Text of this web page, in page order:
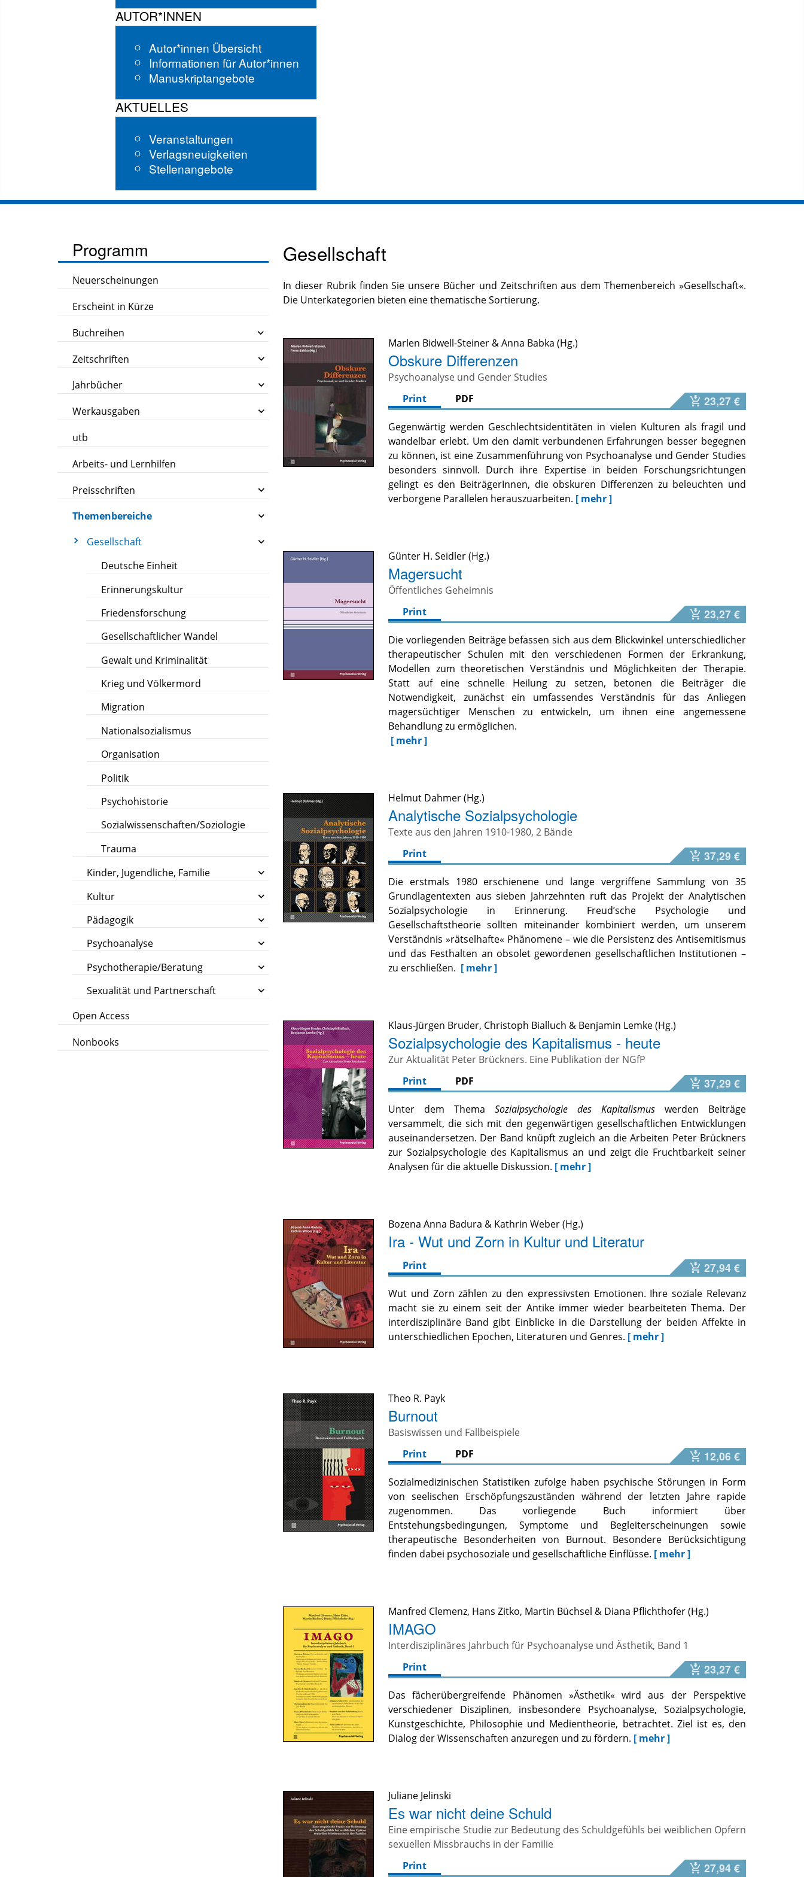
AUTOR*INNEN
Autor*innen Übersicht
Informationen für Autor*innen
Manuskriptangebote
AKTUELLES
Veranstaltungen
Verlagsneuigkeiten
Stellenangebote
Programm
Neuerscheinungen
Erscheint in Kürze
Buchreihen
Zeitschriften
Jahrbücher
Werkausgaben
utb
Arbeits- und Lernhilfen
Preisschriften
Themenbereiche
Gesellschaft
Deutsche Einheit
Erinnerungskultur
Friedensforschung
Gesellschaftlicher Wandel
Gewalt und Kriminalität
Krieg und Völkermord
Migration
Nationalsozialismus
Organisation
Politik
Psychohistorie
Sozialwissenschaften/Soziologie
Trauma
Kinder, Jugendliche, Familie
Kultur
Pädagogik
Psychoanalyse
Psychotherapie/Beratung
Sexualität und Partnerschaft
Open Access
Nonbooks
Gesellschaft
In dieser Rubrik finden Sie unsere Bücher und Zeitschriften aus dem Themenbereich »Gesellschaft«.
Die Unterkategorien bieten eine thematische Sortierung.
Marlen Bidwell-Steiner &Anna Babka
Obskure Differenzen
Psychoanalyse und Gender Studies
Print
PDF 23,27 €
Gegenwärtig werden Geschlechtsidentitäten in vielen Kulturen als fragil und
wandelbar erlebt. Um den damit verbundenen Erfahrungen besser begegnen
zu können, ist eine Zusammenführung von Psychoanalyse und Gender Studies
besonders sinnvoll. Durch ihre Expertise in beiden Forschungsrichtungen
gelingt es den BeiträgerInnen, die obskuren Differenzen zu beleuchten und
verborgene Parallelen herauszuarbeiten. [ mehr ]
Günter H. Seidler
Magersucht
Öffentliches Geheimnis
Print
23,27 €
Die vorliegenden Beiträge befassen sich aus dem Blickwinkel unterschiedlicher
therapeutischer Schulen mit den verschiedenen Formen der Erkrankung,
Modellen zum theoretischen Verständnis und Möglichkeiten der Therapie.
Statt auf eine schnelle Heilung zu setzen, betonen die Beiträger die
Notwendigkeit, zunächst ein umfassendes Verständnis für das Anliegen
magersüchtiger Menschen zu entwickeln, um ihnen eine angemessene
Behandlung zu ermöglichen.
[ mehr ]
Helmut Dahmer
Analytische Sozialpsychologie
Texte aus den Jahren 1910-1980, 2 Bände
Print
37,29 €
Die erstmals 1980 erschienene und lange vergriffene Sammlung von 35
Grundlagentexten aus sieben Jahrzehnten ruft das Projekt der Analytischen
Sozialpsychologie in Erinnerung. Freud’sche Psychologie und
Gesellschaftstheorie sollten miteinander kombiniert werden, um unserem
Verständnis »rätselhafte« Phänomene – wie die Persistenz des Antisemitismus
und das Festhalten an obsolet gewordenen gesellschaftlichen Institutionen –
zu erschließen. [ mehr ]
Klaus-Jürgen Bruder, Christoph Bialluch & Benjamin Lemke
Sozialpsychologie des Kapitalismus - heute
Zur Aktualität Peter Brückners. Eine Publikation der NGfP
Print
PDF 37,29 €
Unter dem ThemaSozialpsychologie des Kapitalismuswerden Beiträge
versammelt, die sich mit den gegenwärtigen gesellschaftlichen Entwicklungen
auseinandersetzen. Der Band knüpft zugleich an die Arbeiten Peter Brückners
zur Sozialpsychologie des Kapitalismus an und zeigt die Fruchtbarkeit seiner
Analysen für die aktuelle Diskussion. [ mehr ]
Bozena Anna Badura & Kathrin Weber
Ira - Wut und Zorn in Kultur und Literatur
Print 27,94 €
Wut und Zorn zählen zu den expressivsten Emotionen. Ihre soziale Relevanz
macht sie zu einem seit der Antike immer wieder bearbeiteten Thema. Der
interdisziplinäre Band gibt Einblicke in die Darstellung der beiden Affekte in
unterschiedlichen Epochen, Literaturen und Genres. [ mehr ]
Theo R. Payk
Burnout
Basiswissen und Fallbeispiele
Print
PDF 12,06 €
Sozialmedizinischen Statistiken zufolge haben psychische Störungen in Form
von seelischen Erschöpfungszuständen während der letzten Jahre rapide
zugenommen. Das vorliegende Buch informiert über
Entstehungsbedingungen, Symptome und Begleiterscheinungen sowie
therapeutische Besonderheiten von Burnout. Besondere Berücksichtigung
finden dabei psychosoziale und gesellschaftliche Einflüsse. [ mehr ]
Manfred Clemenz, Hans Zitko, Martin Büchsel & Diana Pflichthofer
IMAGO
Interdisziplinäres Jahrbuch für Psychoanalyse und Ästhetik, Band 1
Print
23,27 €
Das fächerübergreifende Phänomen »Ästhetik« wird aus der Perspektive
verschiedener Disziplinen, insbesondere Psychoanalyse, Sozialpsychologie,
Kunstgeschichte, Philosophie und Medientheorie, betrachtet. Ziel ist es, den
Dialog der Wissenschaften anzuregen und zu fördern. [ mehr ]
Juliane Jelinski
Es war nicht deine Schuld
Eine empirische Studie zur Bedeutung des Schuldgefühls bei weiblichen Opfern
sexuellen Missbrauchs in der Familie
Print
27,94 €